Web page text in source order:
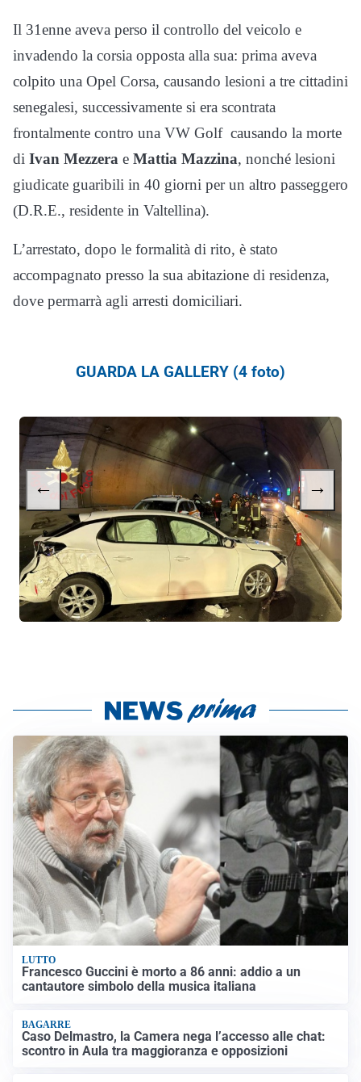
Il 31enne aveva perso il controllo del veicolo e
invadendo la corsia opposta alla sua: prima aveva
colpito una Opel Corsa, causando lesioni a tre cittadini
senegalesi, successivamente si era scontrata
frontalmente contro una VW Golf causando la morte
di Ivan Mezzera e Mattia Mazzina, nonché lesioni
giudicate guaribili in 40 giorni per un altro passeggero
(D.R.E., residente in Valtellina).
L’arrestato, dopo le formalità di rito, è stato
accompagnato presso la sua abitazione di residenza,
dove permarrà agli arresti domiciliari.
GUARDA LA GALLERY (4 foto)
← →
LUTTO
Francesco Guccini è morto a 86 anni: addio a un
cantautore simbolo della musica italiana
BAGARRE
Caso Delmastro, la Camera nega l’accesso alle chat:
scontro in Aula tra maggioranza e opposizioni